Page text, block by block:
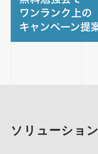
ソリューション